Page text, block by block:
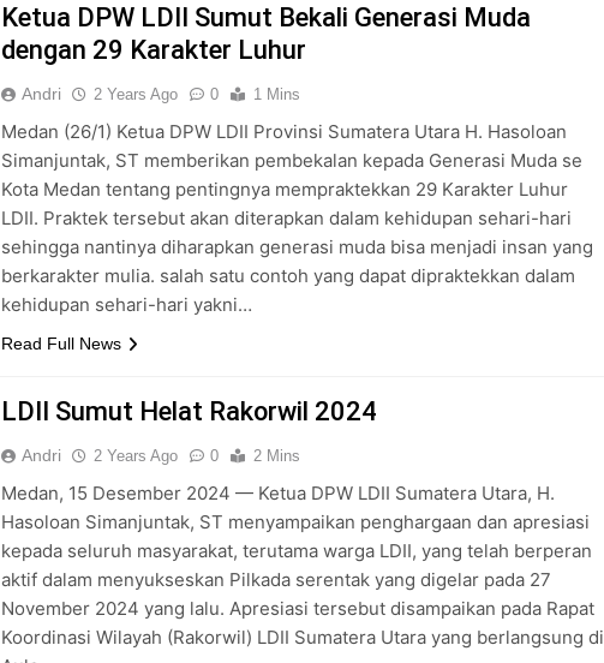
Ketua DPW LDII Sumut Bekali Generasi Muda
dengan 29 Karakter Luhur
Andri 2 Years Ago 0 1 Mins
Medan (26/1) Ketua DPW LDII Provinsi Sumatera Utara H. Hasoloan
Simanjuntak, ST memberikan pembekalan kepada Generasi Muda se
Kota Medan tentang pentingnya mempraktekkan 29 Karakter Luhur
LDII. Praktek tersebut akan diterapkan dalam kehidupan sehari-hari
sehingga nantinya diharapkan generasi muda bisa menjadi insan yang
berkarakter mulia. salah satu contoh yang dapat dipraktekkan dalam
kehidupan sehari-hari yakni…
Read Full News
LDII Sumut Helat Rakorwil 2024
Andri 2 Years Ago 0 2 Mins
Medan, 15 Desember 2024 — Ketua DPW LDII Sumatera Utara, H.
Hasoloan Simanjuntak, ST menyampaikan penghargaan dan apresiasi
kepada seluruh masyarakat, terutama warga LDII, yang telah berperan
aktif dalam menyukseskan Pilkada serentak yang digelar pada 27
November 2024 yang lalu. Apresiasi tersebut disampaikan pada Rapat
Koordinasi Wilayah (Rakorwil) LDII Sumatera Utara yang berlangsung di